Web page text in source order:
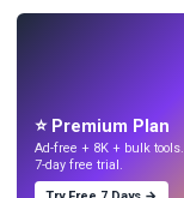
⭐ Premium Plan
Ad-free + 8K + bulk tools.
7-day free trial.